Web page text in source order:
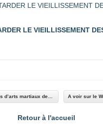
LE VIEILLISSEMENT
Retour à l'accueil